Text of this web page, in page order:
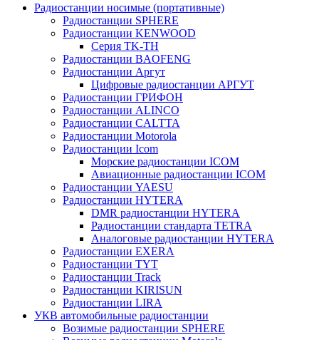
Радиостанции носимые (портативные)
Радиостанции SPHERE
Радиостанции KENWOOD
Серия TK-TH
Радиостанции BAOFENG
Радиостанции Аргут
Цифровые радиостанции АРГУТ
Радиостанции ГРИФОН
Радиостанции ALINCO
Радиостанции CALTTA
Радиостанции Motorola
Радиостанции Icom
Морские радиостанции ICOM
Авиационные радиостанции ICOM
Радиостанции YAESU
Радиостанции HYTERA
DMR радиостанции HYTERA
Радиостанции стандарта TETRA
Аналоговые радиостанции HYTERA
Радиостанции EXERA
Радиостанции TYT
Радиостанции Track
Радиостанции KIRISUN
Радиостанции LIRA
УКВ автомобильные радиостанции
Возимые радиостанции SPHERE